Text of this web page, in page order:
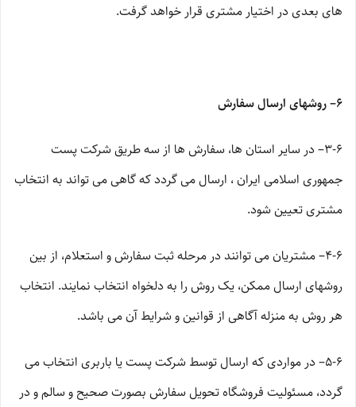
های بعدی در اختیار مشتری قرار خواهد گرفت.
۶– روشهای ارسال سفارش
۳-۶– در سایر استان ها، سفارش ها از سه طریق شرکت پست
جمهوری اسلامی ایران ، ارسال می گردد که گاهی می تواند به انتخاب
مشتری تعیین شود.
۴-۶– مشتریان می توانند در مرحله ثبت سفارش و استعلام، از بین
روشهای ارسال ممکن، یک روش را به دلخواه انتخاب نمایند. انتخاب
هر روش به منزله آگاهی از قوانین و شرایط آن می باشد.
۵-۶– در مواردی که ارسال توسط شرکت پست یا باربری انتخاب می
گردد، مسئولیت فروشگاه تحویل سفارش بصورت صحیح و سالم و در